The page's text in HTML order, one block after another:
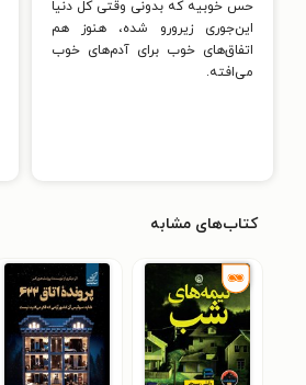
حس خوبیه که بدونی وقتی کل دنیا
این‌جوری زیرورو شده، هنوز هم
اتفاق‌های خوب برای آدم‌های خوب
می‌افته.
کتاب‌های مشابه